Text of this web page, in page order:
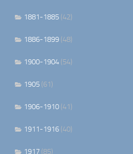
1881-1885 (42)
1886-1899 (48)
1900-1904 (54)
1905 (61)
1906-1910 (41)
1911-1916 (40)
1917 (85)